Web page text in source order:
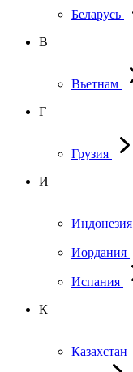
Беларусь
В
Вьетнам
Г
Грузия
И
Индонезия
Иордания
Испания
К
Казахстан